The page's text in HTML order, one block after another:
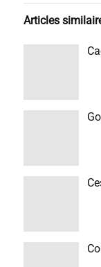
Articles